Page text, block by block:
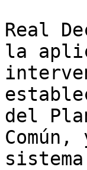
Real
la
del